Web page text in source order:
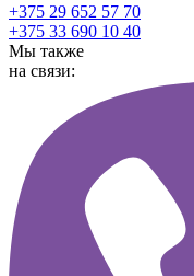
+375 29 652 57 70
+375 33 690 10 40
Мы также
на связи: